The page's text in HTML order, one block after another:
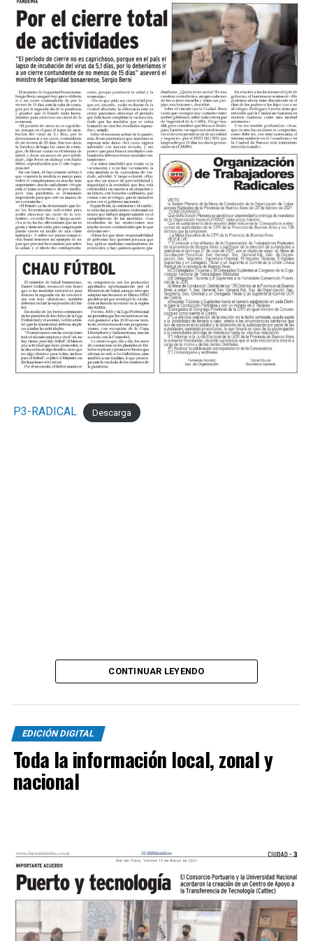
Jugado un cuarto de hora iba a llegar el segundo de un
córner bajo pateado por Miori que Morales parecía
rechazar sin problemas pero la pelota le quedó a Di
Bello que la paró en tres cuartos, levantó la mirada,
abrió el pie y puso el derechazo contra el palo de Juan
Cruz Nadal que no se había vuelvo a acomodar después
del córner.
Los de Mignini eran mucho más y el tercero llegó por
decantación. A los 24, Verón avanzó a toda velocidad
por izquierda, habilitó a Castillo y Acha, que lo venía
corriendo de atrás, lo desestabilizó adentro del area,
Rubiano no dudó y el juvenil desde los doce pasos anotó
su primer gol en el Federal A para empezar a decretar la
historia.
El complemento se jugó a otro ritmo pero mostró la
solidez del fondo kimberleño cada vez que lo probaron.
Más allá de eso, en los primeros cinco minutos, Miori
tuvo dos claras para convertir el cuarto pero Nadal se
lució en ambas con dos atajadas tremendas.
Los cambios probados por Mario Martínez le dieron a
en el pase en el pase final. Por su lado, Mignini también
movió el banco para darle media hora a Ezequiel Cérica,
por la senda ganadora.
SINTESIS
Kimberley (3 ): Tomás Casas, Bruno Di Bello, Mateo
P3-RADICAL Descarga
CONTINUAR LEYENDO
EDICIÓN DIGITAL
Toda la información local, zonal y
nacional